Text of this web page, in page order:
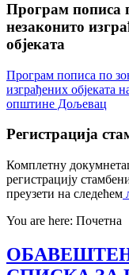
Програм пописа
незаконито
објеката
Програм пописа по
изграђених објеката
општине Дољевац
Регистрација
Комплетну
регистрацију
преузети на следећем
You are here: Почетна